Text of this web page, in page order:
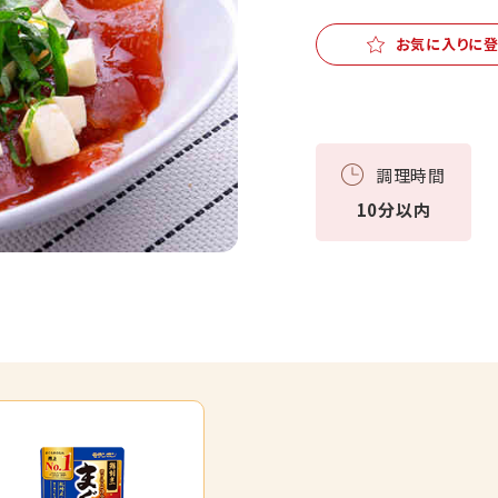
お気に入りに
調理時間
10分以内